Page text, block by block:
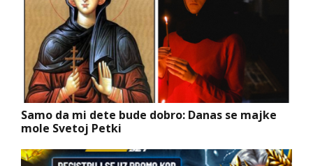
Samo da mi dete bude dobro: Danas se majke
mole Svetoj Petki